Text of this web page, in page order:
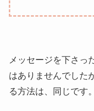
メッセージを下さっ
はありませんでした
る方法は、同じです。